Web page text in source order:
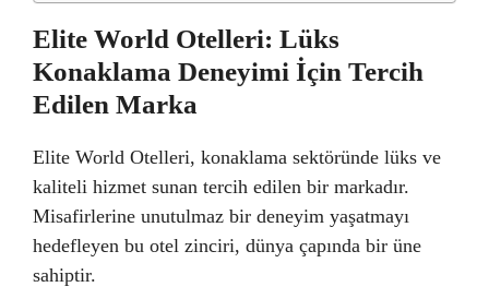
Elite World Otelleri: Lüks
Konaklama Deneyimi İçin Tercih
Edilen Marka
Elite World Otelleri, konaklama sektöründe lüks ve
kaliteli hizmet sunan tercih edilen bir markadır.
Misafirlerine unutulmaz bir deneyim yaşatmayı
hedefleyen bu otel zinciri, dünya çapında bir üne
sahiptir.